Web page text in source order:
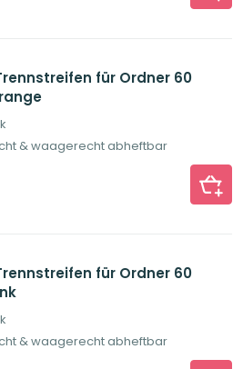
für Ordner 60
& waagerecht abheftbar
für Ordner 60
& waagerecht abheftbar